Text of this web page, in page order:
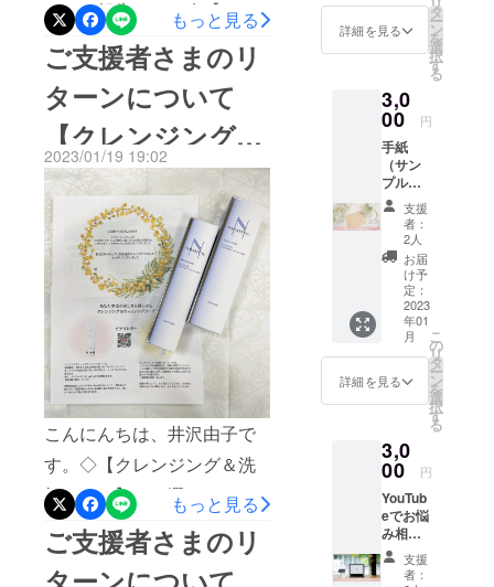
がキレイになったところ
で、次に個別にネイル持参
した色は赤・オレンジ・ピ
ンク・透明ピンクと無色透
明１番人気は透明ピンク
だったのですが、赤を選ば
れる方が2人も皆さま口々に
「手のケアなんてすること
ないしマニキュアなんてす
ることないよ。ちょっと恥
ずかしいけど嬉しい！」と
終始ゴキゲンでした。⁡ネイ
ルを塗り終えた手を自分の
目線に合わせて見る瞳がキ
ラキラ～見ている私もとて
も嬉しくなりました⁡ネイル
が済んだ後は、皆様それぞ
れのネイルを見せあいっこ
しながら楽しく談話されて
す。
いてご報告です。◇【エイ
ジングケア美容液＆サプリ
メントセット】をお選びく
ださいましたご支援者さま
へ発送させていただきまし
た。お手元に届くまでしば
らくお待ちください。私た
ちには平等に老化はやって
きます。そこで諦めるか、
一日でも遅らせるケアを楽
しむか･･･毎日の積み重ねが
その後のお肌に嬉しい変化
をもたらせます！楽しみに
ご使用ご愛飲下さいませ。
Well-being Beauty♬今後と
も引き続きよろしくお願い
いたします。
もっと見る
ご支援者さまのリ
ターンについて
【クレンジング＆
洗顔】
2023/01/19 19:02
こんにんちは、井沢由子で
す。◇【クレンジング＆洗
顔セット】をお選びくださ
いましたご支援者さまへ発
送させていただきました。
もっと見る
ご支援者さまのリ
えばよく先
生にバレな
その努力が
功を奏した
のか、私は
眉を描くの
がとても得
これまで多
くのお客様
の眉をスタ
イリングし
ても喜んで
そしてだん
詳細を見る
タ
ー
ン
を
選
択
す
る
3,0
00 円
手紙
（サン
プル化
粧品付
き）
お礼の
お手紙
を添え
て、化
粧品の
サンプ
ルをお
送りい
たしま
す。 化
ルにつ
きまし
ては、
下記
ページ
にて提
供して
いるい
支援
者：
2人
お届
け予
定：
2023
年01
月
詳細を見る
こ
の
リ
タ
ー
ン
を
選
択
す
る
3,0
00 円
YouTub
eでお悩
み相談
にお答
えいた
支援
者：